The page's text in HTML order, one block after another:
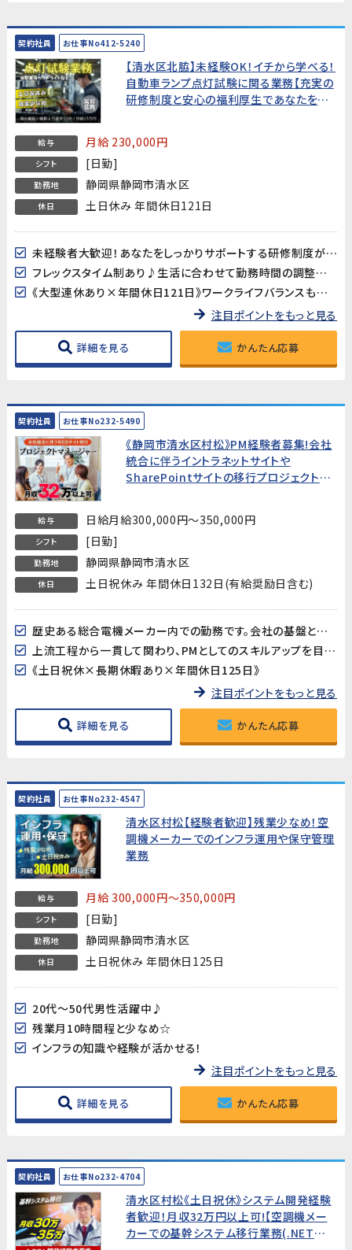
契約社員 お仕事No412-5240
【清水区北脇】未経験OK！イチから学べる！
自動車ランプ点灯試験に関る業務【充実の
研修制度と安心の福利厚生であなたをサ
す！】
給与 月給 230,000円
シフト [日勤]
勤務地 静岡県静岡市清水区
休日 土日休み 年間休日121日
未経験者大歓迎！あなたをしっかりサポートする研修制度があります！モノづくりに興味のある方、未経験から新しいチャレンジ始めませんか!?
フレックスタイム制あり♪生活に合わせて勤務時間の調整可能!(コアタイム10:00～15:00）
《大型連休あり×年間休日121日》ワークライフバランスも取り易い♪
注目ポイントをもっと見る
詳細を見る かんたん応募
契約社員 お仕事No232-5490
《静岡市清水区村松》PM経験者募集!会社
統合に伴うイントラネットサイトや
SharePointサイトの移行プロジェクト
給与 日給月給300,000円～350,000円
シフト [日勤]
勤務地 静岡県静岡市清水区
休日 土日祝休み 年間休日132日(有給奨励日含む)
歴史ある総合電機メーカー内での勤務です。会社の基盤となる重要プロジェクトに携われます！
上流工程から一貫して関わり、PMとしてのスキルアップを目指せる環境です
《土日祝休×長期休暇あり×年間休日125日》
注目ポイントをもっと見る
詳細を見る かんたん応募
契約社員 お仕事No232-4547
清水区村松【経験者歓迎】残業少なめ！空
調機メーカーでのインフラ運用や保守管理
業務
給与 月給 300,000円～350,000円
シフト [日勤]
勤務地 静岡県静岡市清水区
休日 土日祝休み 年間休日125日
20代～50代男性活躍中♪
残業月10時間程と少なめ☆
インフラの知識や経験が活かせる！
注目ポイントをもっと見る
詳細を見る かんたん応募
契約社員 お仕事No232-4704
清水区村松《土日祝休》システム開発経験
者歓迎！月収32万円以上可!【空調機メー
カーでの基幹システム移行業務(.NET